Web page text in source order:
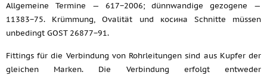
Allgemeine Termine — 617−2006; dünnwandige gezogene —
11383−75. Krümmung, Ovalität und косина Schnitte müssen
unbedingt GOST 26877−91.
Fittings für die Verbindung von Rohrleitungen sind aus Kupfer der
gleichen Marken. Die Verbindung erfolgt entweder